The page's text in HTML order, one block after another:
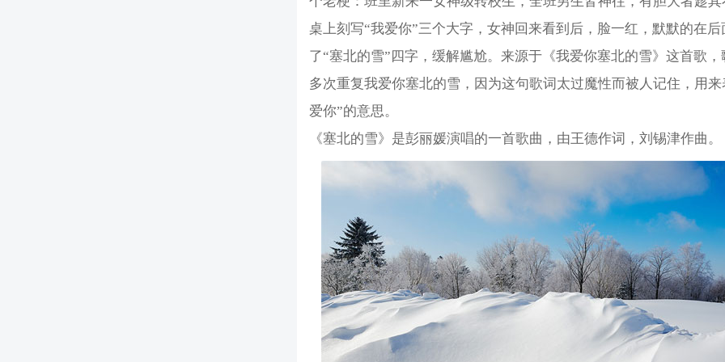
桌上刻写“我爱你”三个大字，女神回来看到后，脸一红，默默的在后
了“塞北的雪”四字，缓解尴尬。来源于《我爱你塞北的雪》这首歌，
多次重复我爱你塞北的雪，因为这句歌词太过魔性而被人记住，用来
爱你”的意思。
《塞北的雪》是彭丽媛演唱的一首歌曲，由王德作词，刘锡津作曲。